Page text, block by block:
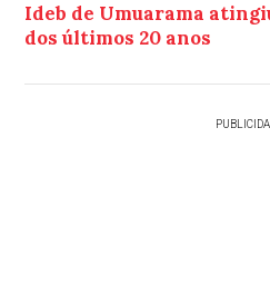
Ideb de Umuarama
dos últimos 20 anos